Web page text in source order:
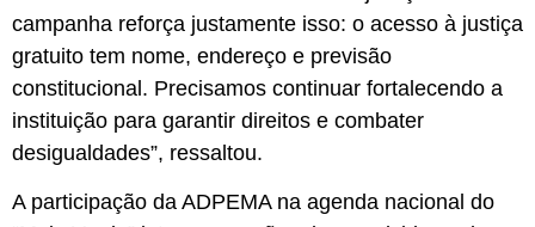
campanha reforça justamente isso: o acesso à justiça
gratuito tem nome, endereço e previsão
constitucional. Precisamos continuar fortalecendo a
instituição para garantir direitos e combater
desigualdades”, ressaltou.
A participação da ADPEMA na agenda nacional do